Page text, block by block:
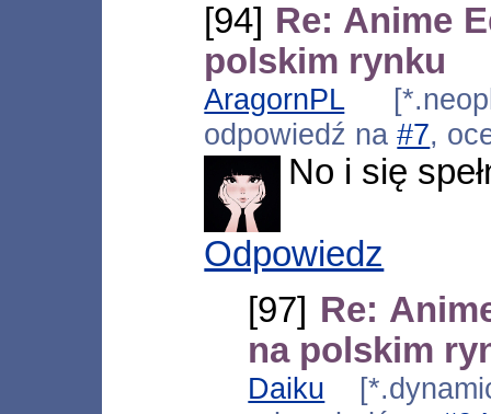
[94] Re: Anime
polskim rynku
AragornPL
odpowiedź na#7,
No i się
Odpowiedz
[97] Re:
na polskim
Daiku